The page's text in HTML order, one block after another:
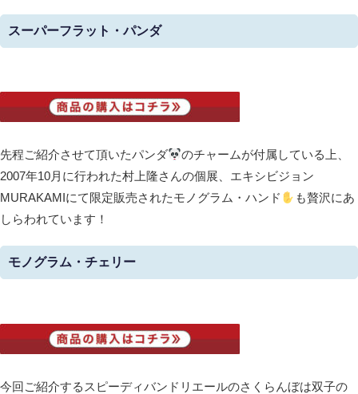
スーパーフラット・パンダ
先程ご紹介させて頂いたパンダ
のチャームが付属している上、
2007年10月に行われた村上隆さんの個展、エキシビジョン
MURAKAMIにて限定販売されたモノグラム・ハンド
も贅沢にあ
しらわれています！
モノグラム・チェリー
今回ご紹介するスピーディバンドリエールのさくらんぼは双子の